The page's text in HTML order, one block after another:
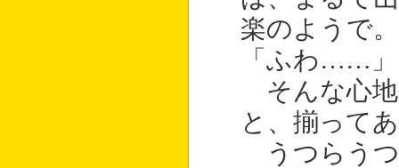
楽のようで。
「ふわ……」
そんな心地
と、揃って
うつらうつ